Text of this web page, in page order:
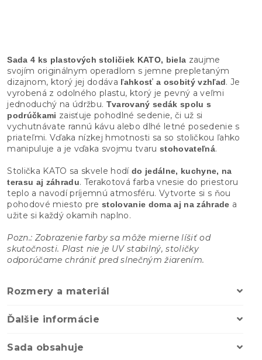
Sada 4 ks plastových stoličiek KATO, biela zaujme
svojím originálnym operadlom s jemne prepletaným
dizajnom, ktorý jej dodáva ľahkosť a osobitý vzhľad. Je
vyrobená z odolného plastu, ktorý je pevný a veľmi
jednoduchý na údržbu. Tvarovaný sedák spolu s
podrúčkami zaisťuje pohodlné sedenie, či už si
vychutnávate rannú kávu alebo dlhé letné posedenie s
priateľmi. Vďaka nízkej hmotnosti sa so stoličkou ľahko
manipuluje a je vďaka svojmu tvaru stohovateľná.
Stolička KATO sa skvele hodí do jedálne, kuchyne, na
terasu aj záhradu. Terakotová farba vnesie do priestoru
teplo a navodí príjemnú atmosféru. Vytvorte si s ňou
pohodové miesto pre stolovanie doma aj na záhrade a
užite si každý okamih naplno.
Pozn.: Zobrazenie farby sa môže mierne líšiť od
skutočnosti. Plast nie je UV stabilný, stoličky
odporúčame chrániť pred slnečným žiarením.
Rozmery a materiál
Ďalšie informácie
Sada obsahuje